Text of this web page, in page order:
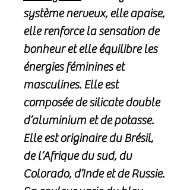
système nerveux, elle apaise,
elle renforce la sensation de
bonheur et elle équilibre les
énergies féminines et
masculines. Elle est
composée de silicate double
d’aluminium et de potasse.
Elle est originaire du Brésil,
de l’Afrique du sud, du
Colorado, d’Inde et de Russie.